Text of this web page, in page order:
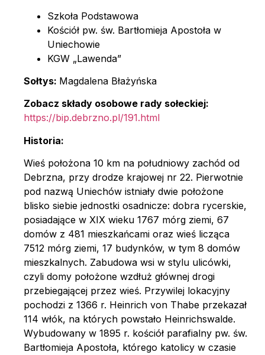
Szkoła Podstawowa
Kościół pw. św. Bartłomieja Apostoła w
Uniechowie
KGW „Lawenda”
Sołtys: Magdalena Błażyńska
Zobacz składy osobowe rady sołeckiej:
https://bip.debrzno.pl/191.html
Historia:
Wieś położona 10 km na południowy zachód od
Debrzna, przy drodze krajowej nr 22. Pierwotnie
pod nazwą Uniechów istniały dwie położone
blisko siebie jednostki osadnicze: dobra rycerskie,
posiadające w XIX wieku 1767 mórg ziemi, 67
domów z 481 mieszkańcami oraz wieś licząca
7512 mórg ziemi, 17 budynków, w tym 8 domów
mieszkalnych. Zabudowa wsi w stylu ulicówki,
czyli domy położone wzdłuż głównej drogi
przebiegającej przez wieś. Przywilej lokacyjny
pochodzi z 1366 r. Heinrich von Thabe przekazał
114 włók, na których powstało Heinrichswalde.
Wybudowany w 1895 r. kościół parafialny pw. św.
Bartłomieja Apostoła, którego katolicy w czasie